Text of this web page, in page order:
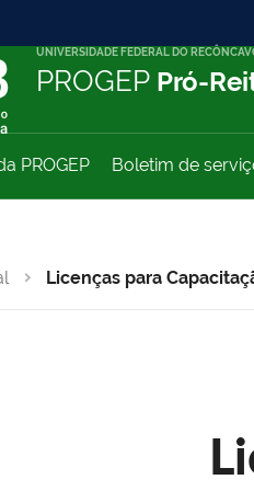
UNIVERSIDADE FEDERAL DO
PROGEP Pró-
PROGEP Boletim de
Licenças para